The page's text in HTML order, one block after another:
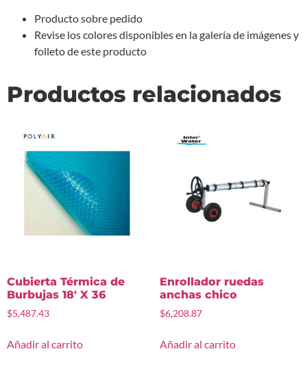
Producto sobre pedido
Revise los colores disponibles en la galería de imágenes y
folleto de este producto
Productos relacionados
Cubierta Térmica de
Burbujas 18′ X 36
$5,487.43
Añadir al carrito
Enrollador ruedas
anchas chico
$6,208.87
Añadir al carrito